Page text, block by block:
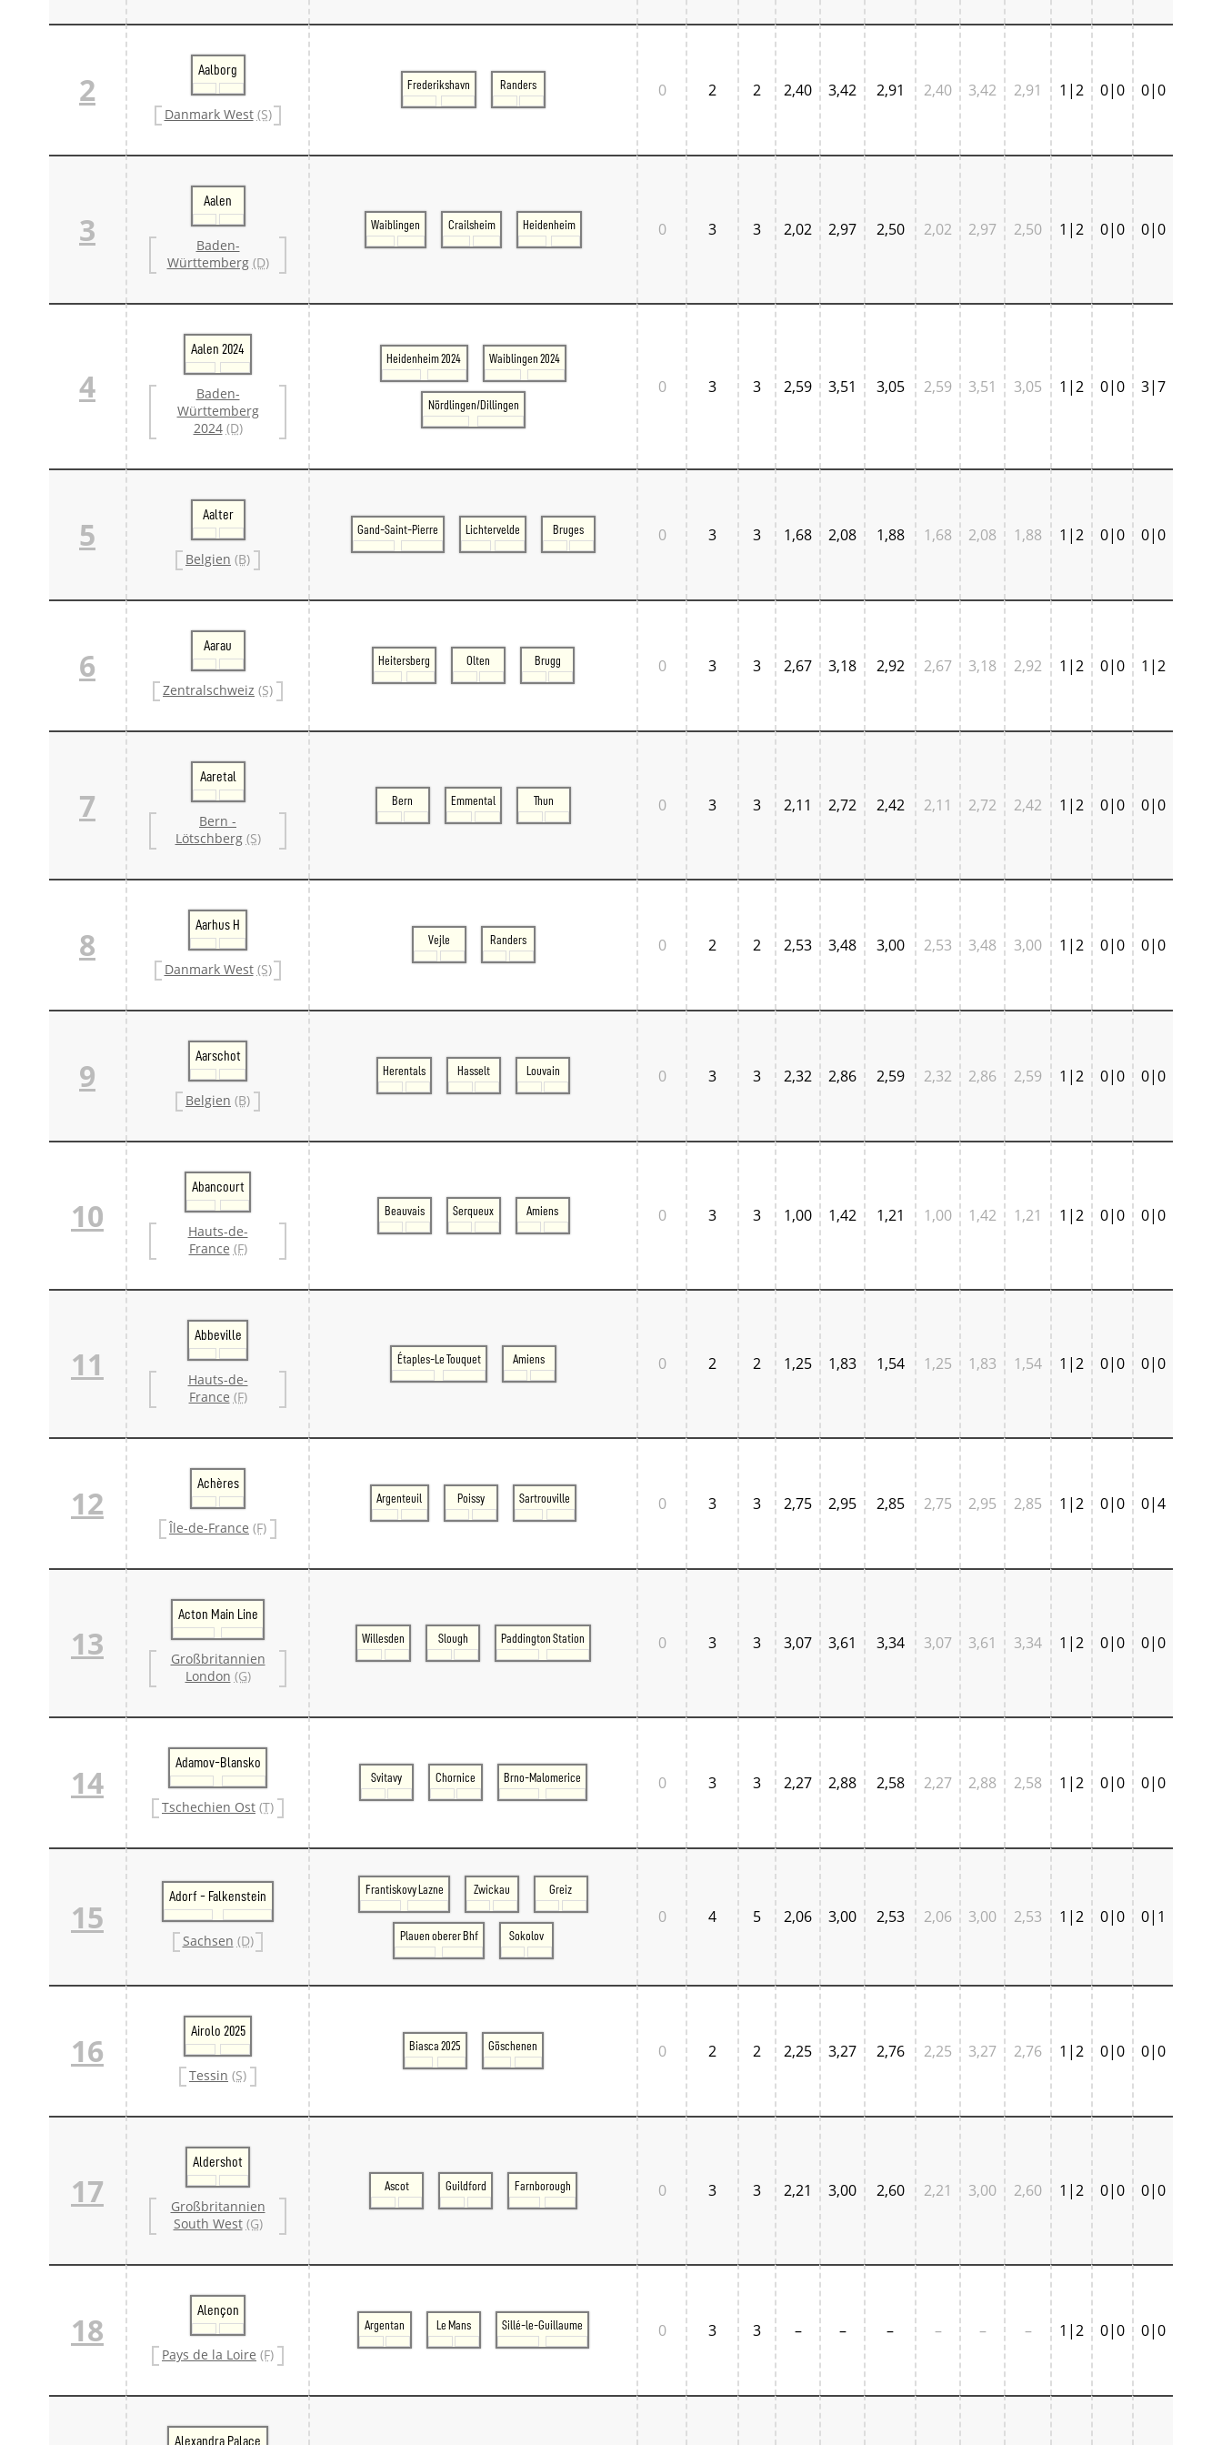
Pays de la Loire
Großbritannien London
Großbritannien South East
Großbritannien South West
Lombardia
Bern - Lötschberg
Ostschweiz
Tessin
Zürich und Umgebung
Skandinavien
Danmark Øst
Sverige
Tschechien
Weitere Regionen
Alternative Stellwerke
BundesbahnZeiten
Österreich
Österreich Mitte
Österreich Ost
2
Aalborg
Danmark West (S)
Frederikshavn Randers 0 2 2 2,40 3,42 2,91 2,40 3,42 2,91 1|2 0|0 0|0
3
Aalen
Baden-
Württemberg (D)
Waiblingen Crailsheim Heidenheim 0 3 3 2,02 2,97 2,50 2,02 2,97 2,50 1|2 0|0 0|0
4
Aalen 2024
Baden-
Württemberg
2024 (D)
Heidenheim 2024 Waiblingen 2024
Nördlingen/Dillingen
0 3 3 2,59 3,51 3,05 2,59 3,51 3,05 1|2 0|0 3|7
5
Aalter
Belgien (B)
Gand-Saint-Pierre Lichtervelde Bruges 0 3 3 1,68 2,08 1,88 1,68 2,08 1,88 1|2 0|0 0|0
6
Aarau
Zentralschweiz (S)
Heitersberg Olten Brugg 0 3 3 2,67 3,18 2,92 2,67 3,18 2,92 1|2 0|0 1|2
7
Aaretal
Bern -
Lötschberg (S)
Bern Emmental Thun 0 3 3 2,11 2,72 2,42 2,11 2,72 2,42 1|2 0|0 0|0
8
Aarhus H
Danmark West (S)
Vejle Randers 0 2 2 2,53 3,48 3,00 2,53 3,48 3,00 1|2 0|0 0|0
9
Aarschot
Belgien (B)
Herentals Hasselt Louvain 0 3 3 2,32 2,86 2,59 2,32 2,86 2,59 1|2 0|0 0|0
10
Abancourt
Hauts-de-
France (F)
Beauvais Serqueux Amiens 0 3 3 1,00 1,42 1,21 1,00 1,42 1,21 1|2 0|0 0|0
11
Abbeville
Hauts-de-
France (F)
Étaples-Le Touquet Amiens 0 2 2 1,25 1,83 1,54 1,25 1,83 1,54 1|2 0|0 0|0
12
Achères
Île-de-France (F)
Argenteuil Poissy Sartrouville 0 3 3 2,75 2,95 2,85 2,75 2,95 2,85 1|2 0|0 0|4
13
Acton Main Line
Großbritannien
London (G)
Willesden Slough Paddington Station 0 3 3 3,07 3,61 3,34 3,07 3,61 3,34 1|2 0|0 0|0
14
Adamov-Blansko
Tschechien Ost (T)
Svitavy Chornice Brno-Malomerice 0 3 3 2,27 2,88 2,58 2,27 2,88 2,58 1|2 0|0 0|0
15
Adorf - Falkenstein
Sachsen (D)
Frantiskovy Lazne Zwickau Greiz
Plauen oberer Bhf Sokolov
0 4 5 2,06 3,00 2,53 2,06 3,00 2,53 1|2 0|0 0|1
16
Airolo 2025
Tessin (S)
Biasca 2025 Göschenen 0 2 2 2,25 3,27 2,76 2,25 3,27 2,76 1|2 0|0 0|0
17
Aldershot
Großbritannien
South West (G)
Ascot Guildford Farnborough 0 3 3 2,21 3,00 2,60 2,21 3,00 2,60 1|2 0|0 0|0
18
Alençon
Pays de la Loire (F)
Argentan Le Mans Sillé-le-Guillaume 0 3 3 – – – – – – 1|2 0|0 0|0
Alexandra Palace